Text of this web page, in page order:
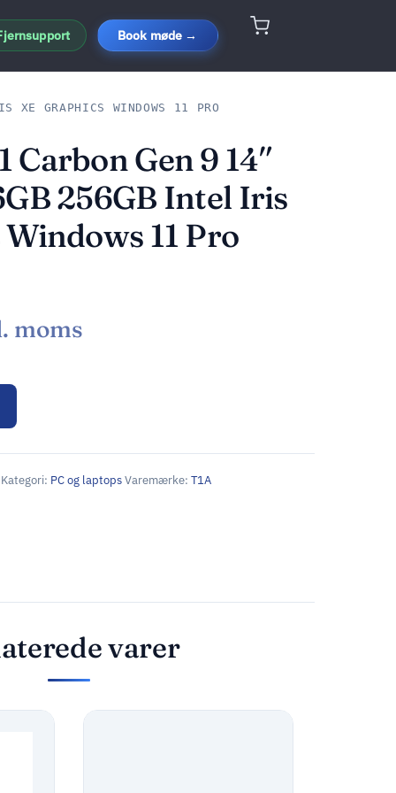
Book møde →
GRAPHICS WINDOWS 11 PRO
Carbon Gen 9 14″
256GB Intel Iris
11 Pro
moms
Kategori: PC og laptopsVaremærke: T1A
varer